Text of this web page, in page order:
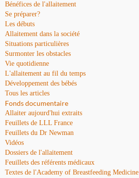
Bénéfices de l'allaitement
Se préparer?
Les débuts
Allaitement dans la société
Situations particulières
Surmonter les obstacles
Vie quotidienne
L'allaitement au fil du temps
Développement des bébés
Tous les articles
Fonds documentaire
Allaiter aujourd'hui extraits
Feuillets de LLL France
Feuillets du Dr Newman
Vidéos
Dossiers de l'allaitement
Feuillets des référents médicaux
Textes de l'Academy of Breastfeeding Medicine